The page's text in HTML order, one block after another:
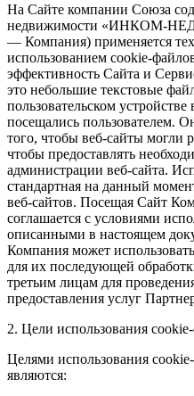
На Сайте компании Союза
недвижимости «ИНКОМ-
— Компания) применяется
использованием cookie-
эффективность Сайта и
это небольшие текстовые
пользовательском
посещались пользователем.
того, чтобы веб-сайты могли
чтобы предоставлять
администрации веб-сайта.
стандартная на данный
веб-сайтов. Посещая Сайт
соглашается с условиями
описанными в настоящем
Компания может
для их последующей
третьим лицам для
предоставления услуг
2. Цели использования
Целями использования
являются: